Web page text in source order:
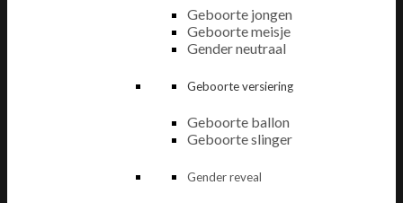
Geboorte jongen
Geboorte meisje
Gender neutraal
Geboorte versiering
Geboorte ballon
Geboorte slinger
Gender reveal